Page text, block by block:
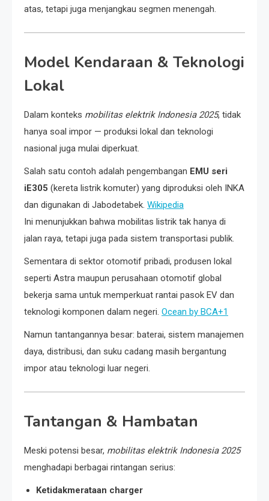
atas, tetapi juga menjangkau segmen menengah.
Model Kendaraan & Teknologi
Lokal
Dalam konteks mobilitas elektrik Indonesia 2025, tidak
hanya soal impor — produksi lokal dan teknologi
nasional juga mulai diperkuat.
Salah satu contoh adalah pengembangan EMU seri
iE305 (kereta listrik komuter) yang diproduksi oleh INKA
dan digunakan di Jabodetabek. Wikipedia
Ini menunjukkan bahwa mobilitas listrik tak hanya di
jalan raya, tetapi juga pada sistem transportasi publik.
Sementara di sektor otomotif pribadi, produsen lokal
seperti Astra maupun perusahaan otomotif global
bekerja sama untuk memperkuat rantai pasok EV dan
teknologi komponen dalam negeri. Ocean by BCA+1
Namun tantangannya besar: baterai, sistem manajemen
daya, distribusi, dan suku cadang masih bergantung
impor atau teknologi luar negeri.
Tantangan & Hambatan
Meski potensi besar, mobilitas elektrik Indonesia 2025
menghadapi berbagai rintangan serius:
Ketidakmerataan charger